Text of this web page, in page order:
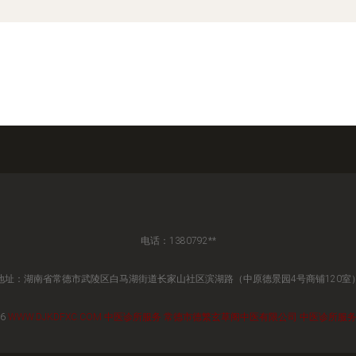
电话：1380792**
址：湖南省常德市武陵区白马湖街道长家山社区滨湖路（中原德景园4号商铺120室）
WWW.DJKDFXC.COM 中医诊所服务 常德市德繁玄草阁中医有限公司 中医诊所服务